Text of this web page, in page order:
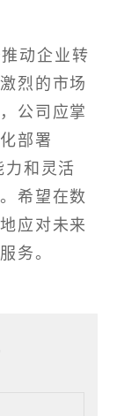
动企业转
烈的市场
公司应掌
部署
力和灵活
希望在数
应对未来
务。